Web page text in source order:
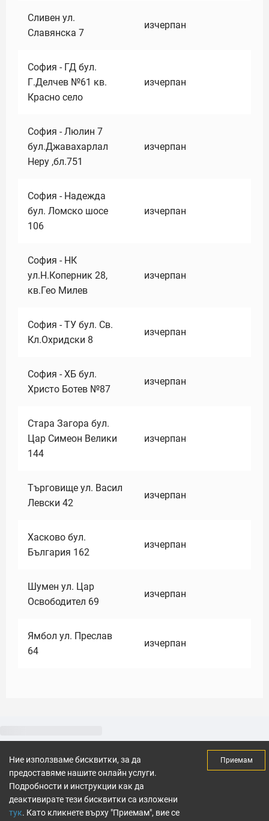
Сливен ул.
Славянска 7
изчерпан
София - ГД бул.
Г.Делчев №61 кв.
Красно село
изчерпан
София - Люлин 7
бул.Джавахарлал
Неру ,бл.751
изчерпан
София - Надежда
бул. Ломско шосе
106
изчерпан
София - НК
ул.Н.Коперник 28,
кв.Гео Милев
изчерпан
София - ТУ бул. Св.
Кл.Охридски 8
изчерпан
София - ХБ бул.
Христо Ботев №87
изчерпан
Стара Загора бул.
Цар Симеон Велики
144
изчерпан
Търговище ул. Васил
Левски 42
изчерпан
Хасково бул.
България 162
изчерпан
Шумен ул. Цар
Освободител 69
изчерпан
Ямбол ул. Преслав
64
изчерпан
Ние използваме бисквитки, за да
предоставяме нашите онлайн услуги.
Подробности и инструкции как да
деактивирате тези бисквитки са изложени
тук. Като кликнете върху "Приемам", вие се
Приемам